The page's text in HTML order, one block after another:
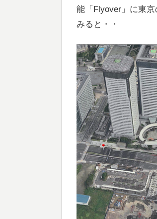
能「Flyover」に東
みると・・